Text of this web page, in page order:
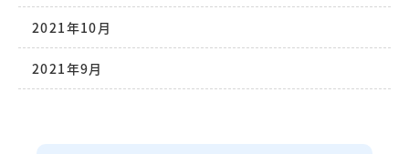
2021年10月
2021年9月